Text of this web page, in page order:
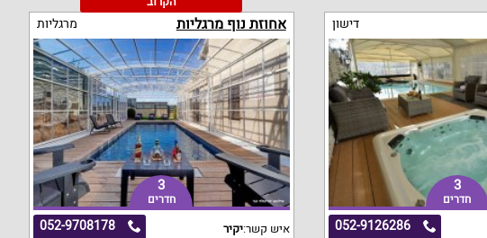
דישון
3
חדרים
052-9126286
אחוזת נוף מרגליות מרגליות
3
חדרים
052-9708178 איש קשר:יקיר